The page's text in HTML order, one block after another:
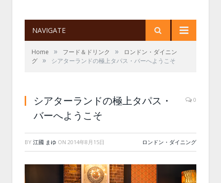
NAVIGATE
Home » フード＆ドリンク »
ロンドン・ダイニン
グ » シアターランドの極上タパス・バーへようこそ
シアターランドの極上タパス・
バーへようこそ
0
BY 江國 まゆ ON 2014年8月15日 ロンドン・ダイニング